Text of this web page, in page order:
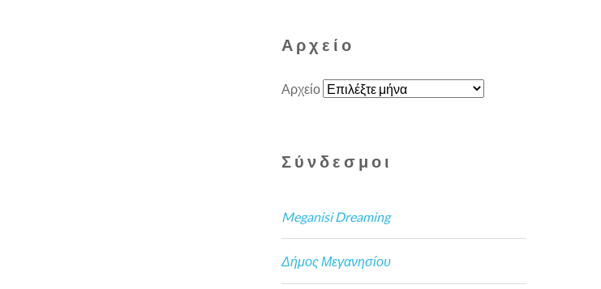
Αρχείο
Αρχείο
Σύνδεσμοι
Meganisi Dreaming
Δήμος Μεγανησίου